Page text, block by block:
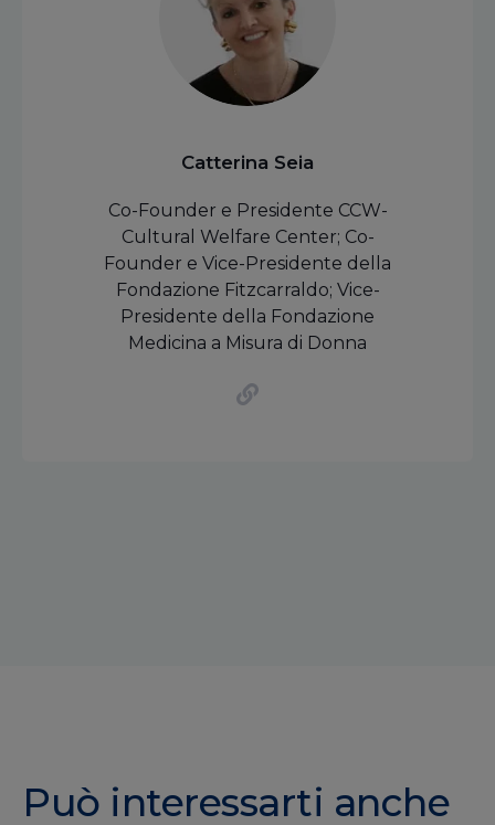
Catterina Seia
Co-Founder e Presidente CCW-
Cultural Welfare Center; Co-
Founder e Vice-Presidente della
Fondazione Fitzcarraldo; Vice-
Presidente della Fondazione
Medicina a Misura di Donna
Può interessarti anche